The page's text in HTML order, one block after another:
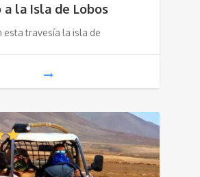
a la Isla de Lobos
esta travesía la isla de